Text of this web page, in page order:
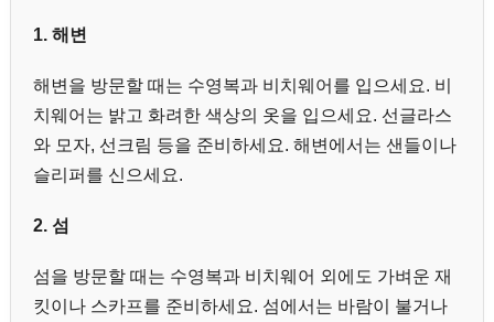
1. 해변
해변을 방문할 때는 수영복과 비치웨어를 입으세요. 비
치웨어는 밝고 화려한 색상의 옷을 입으세요. 선글라스
와 모자, 선크림 등을 준비하세요. 해변에서는 샌들이나
슬리퍼를 신으세요.
2. 섬
섬을 방문할 때는 수영복과 비치웨어 외에도 가벼운 재
킷이나 스카프를 준비하세요. 섬에서는 바람이 불거나